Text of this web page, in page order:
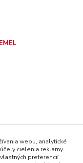
webu, analytické
cielenia reklamy
preferencií